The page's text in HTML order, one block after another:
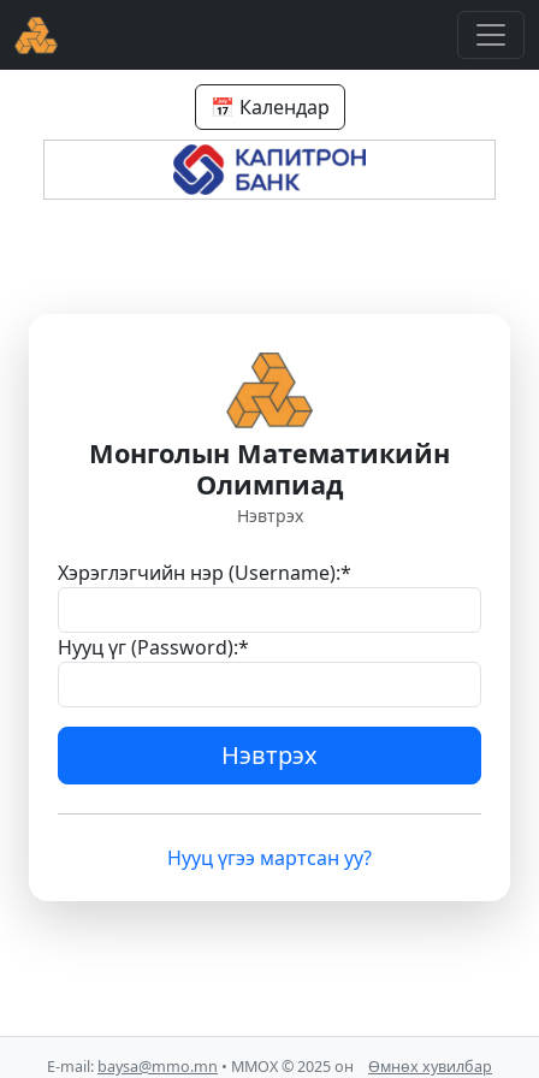
📅 Календар
Монголын Математикийн
Олимпиад
Нэвтрэх
Хэрэглэгчийн нэр (Username):*
Нууц үг (Password):*
Нэвтрэх
Нууц үгээ мартсан уу?
E-mail: baysa@mmo.mn • ММОХ © 2025 он Өмнөх хувилбар